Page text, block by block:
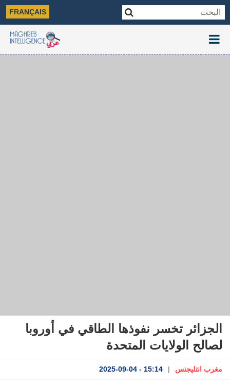
FRANÇAIS
الجزائر تخسر نفوذها الطاقي في أوروبا
لصالح الولايات المتحدة
مغرب انتليجنس |
15:14 - 2025-09-04